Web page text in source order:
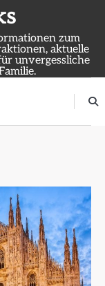
zum
aktuelle
unvergessliche